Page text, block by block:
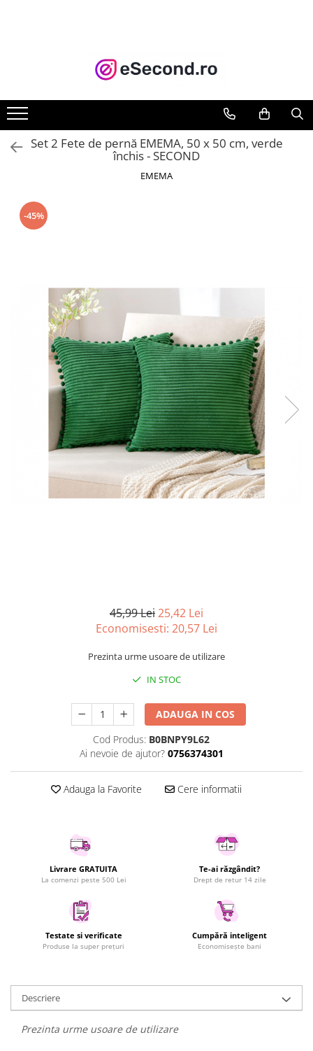
Accesorii Auto
Anvelope & Jante
Covorase auto
Echipamente pentru Atelier
Moto
Reparatii si echipamente auto
Bucatarie & Servire
Curatenie si intretinere
Decoratiuni
Gradinarit
Hobby-uri creative
Iluminat & Electrice
Kit-uri automatizari porti si usi
Mobila gradina & terasa
Mobila Living & Dining
Utilaje si materiale de constructii
Laptop, Tablete & Telefoane
Accesorii tablete
Laptopuri si Accesorii
Telefoane Mobile & accesorii
Wearable & Gadgeturi
Electrocasnice & Climatizare
Accesorii si piese masini spalat
Aparate Frigorifice
Aparate Racire Aer
Climatizare & sisteme de incalzire
Electrocasnice pentru Bucatarie
Fiare de calcat si masini de cusut
Purificatoare de aer
Fashion
Bijuterii
Set 2 Fete de pernă EMEMA, 50 x 50 cm, verde
închis - SECOND
EMEMA
-45%
45,99 Lei25,42 Lei
Economisesti: 20,57 Lei
Prezinta urme usoare de utilizare
IN STOC
ADAUGA IN COS
Cod Produs: B0BNPY9L62
Ai nevoie de ajutor? 0756374301
Adauga la Favorite Cere informatii
Livrare GRATUITA
La comenzi peste 500 Lei
Te-ai răzgândit?
Drept de retur 14 zile
Testate si verificate
Produse la super prețuri
Cumpără inteligent
Economisește bani
Descriere
Prezinta urme usoare de utilizare